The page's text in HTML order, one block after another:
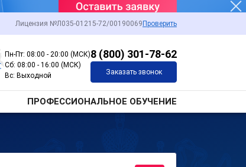
Лицензия №Л035-01215-72/00190069 Проверить
Пн-Пт: 08:00 - 20:00 (МСК)
Сб: 08:00 - 16:00 (МСК)
Вс: Выходной
8 (800) 301-78-62
Заказать звонок
ПРОФЕССИОНАЛЬНОЕ ОБУЧЕНИЕ